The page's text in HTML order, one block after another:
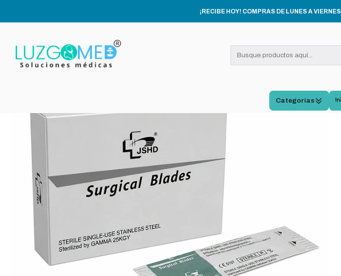
Categorías
¡RECIBE HOY! COMPRAS DE LUNES A
Inicio INSUMOS MÉDICOS Hoja De